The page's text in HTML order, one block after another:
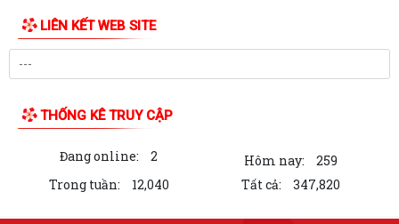
THÔNG BÁO Lịch tiếp công dân định kỳ của Chủ tịch Ủy ban nhân dân
xã Quý III, IV năm 2026
nại, luật tố cáo
Luật sửa đổi, bổ sung một số điều của Luật phòng chống tham nhũng